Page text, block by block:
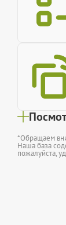
*Обращаем
Наша база
пожалуйста,